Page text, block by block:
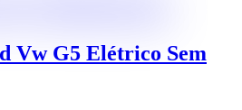
Vw G5 Elétrico Sem